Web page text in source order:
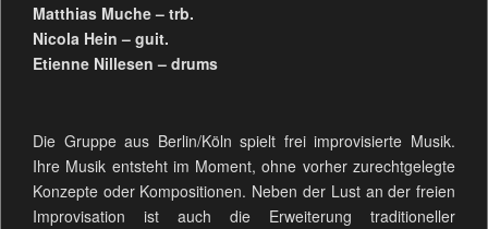
Matthias Muche – trb.
Nicola Hein – guit.
Etienne Nillesen – drums
Die Gruppe aus Berlin/Köln spielt frei improvisierte Musik.
Ihre Musik entsteht im Moment, ohne vorher zurechtgelegte
Konzepte oder Kompositionen. Neben der Lust an der freien
Improvisation ist auch die Erweiterung traditioneller